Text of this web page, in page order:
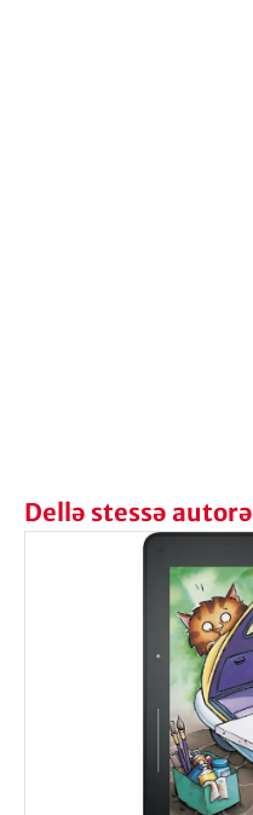
Dellə stessə autorə